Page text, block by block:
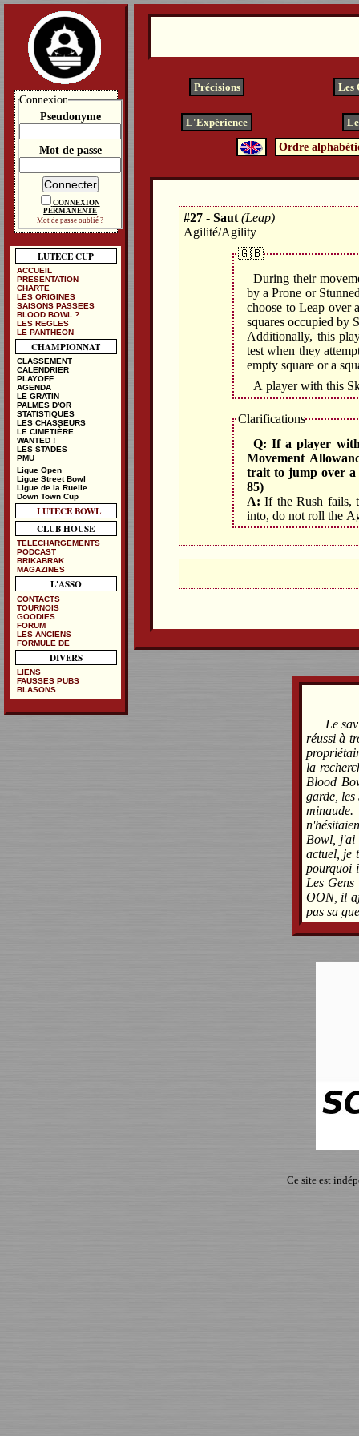
Précisions Les
L'Expérience
Ordre
#27 - Saut (Leap)
Agilité/Agility
🇬🇧
During their
by a Prone or
choose to Leap over
squares occupied by
Additionally, this
test when they
empty square or a
A player with this
Clarifications
Q: If a player
Movement
trait to jump over a
85)
A: If the Rush fails,
into, do not roll the
Le
réussi à
la
Blood
garde,
Bowl, j'ai
actuel, je
pourquoi
Les
OON, il
pas sa
Ce site est
Connexion
Pseudonyme
Mot de passe
CONNEXION
PERMANENTE
Mot de passe oublié ?
LUTECE CUP
ACCUEIL
PRESENTATION
CHARTE
LES ORIGINES
SAISONS PASSEES
BLOOD BOWL ?
LES REGLES
LE PANTHEON
CHAMPIONNAT
CLASSEMENT
CALENDRIER
PLAYOFF
AGENDA
LE GRATIN
PALMES D'OR
STATISTIQUES
LES CHASSEURS
LE CIMETIÈRE
WANTED !
LES STADES
PMU
Ligue Open
Ligue Street Bowl
Ligue de la Ruelle
Down Town Cup
LUTECE BOWL
CLUB HOUSE
TELECHARGEMENTS
PODCAST
BRIKABRAK
MAGAZINES
L'ASSO
CONTACTS
TOURNOIS
GOODIES
FORUM
LES ANCIENS
FORMULE DE
DIVERS
LIENS
FAUSSES PUBS
BLASONS